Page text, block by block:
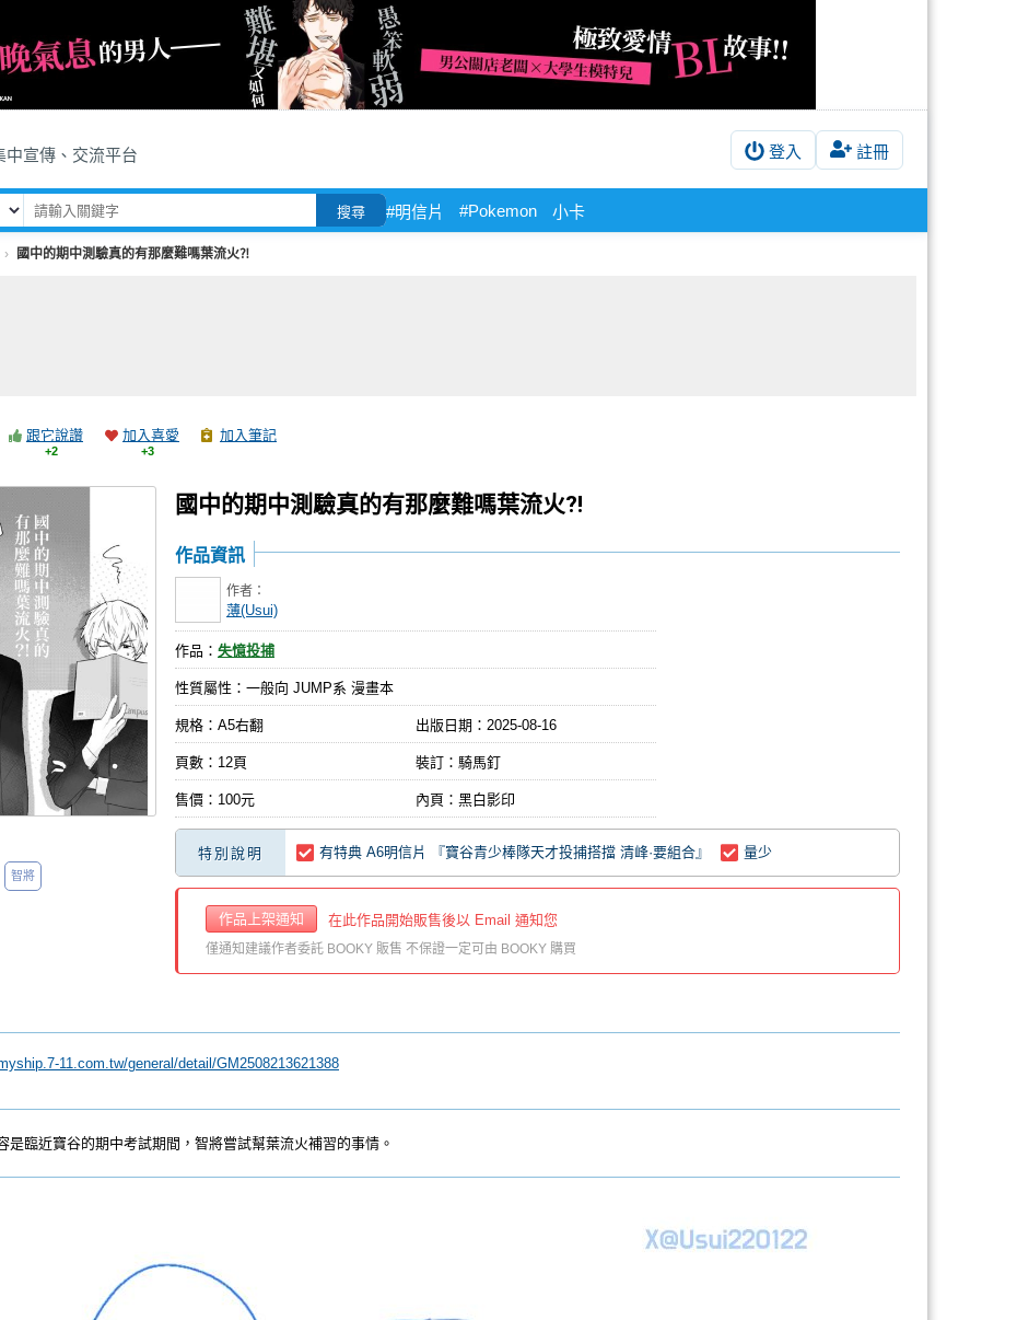
中宣傳、交流平台 登入 註冊
搜尋 #明信片 #Pokemon 小卡
國中的期中測驗真的有那麼難嗎葉流火⁈
跟它說讚
+2
加入喜愛
+3
加入筆記
國中的期中測驗真的有那麼難嗎葉流火⁈
智將
作品資訊
作者：
薄(Usui)
作品： 失憶投捕
性質屬性：一般向 JUMP系 漫畫本
規格：A5右翻 出版日期： 2025-08-16
頁數：12頁 裝訂：騎馬釘
售價：100元 內頁：黑白影印
特別說明 有特典 A6明信片 『寶谷青少棒隊天才投捕搭擋 清峰·要組合』 量少
作品上架通知 在此作品開始販售後以 Email 通知您
僅通知建議作者委託 BOOKY 販售 不保證一定可由 BOOKY 購買
11.com.tw/general/detail/GM2508213621388
是臨近寶谷的期中考試期間，智將嘗試幫葉流火補習的事情。